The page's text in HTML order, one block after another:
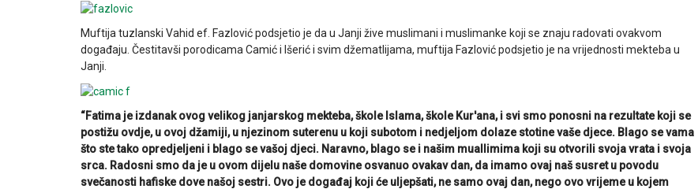
Muftija tuzlanski Vahid ef. Fazlović podsjetio je da u Janji žive muslimani i muslimanke koji se znaju radovati ovakvom
događaju. Čestitavši porodicama Camić i Išerić i svim džematlijama, muftija Fazlović podsjetio je na vrijednosti mekteba u
Janji.
“Fatima je izdanak ovog velikog janjarskog mekteba, škole Islama, škole Kur'ana, i svi smo ponosni na rezultate koji se
postižu ovdje, u ovoj džamiji, u njezinom suterenu u koji subotom i nedjeljom dolaze stotine vaše djece. Blago se vama
što ste tako opredjeljeni i blago se vašoj djeci. Naravno, blago se i našim muallimima koji su otvorili svoja vrata i svoja
srca. Radosni smo da je u ovom dijelu naše domovine osvanuo ovakav dan, da imamo ovaj naš susret u povodu
svečanosti hafiske dove našoj sestri. Ovo je događaj koji će uljepšati, ne samo ovaj dan, nego ovo vrijeme u kojem